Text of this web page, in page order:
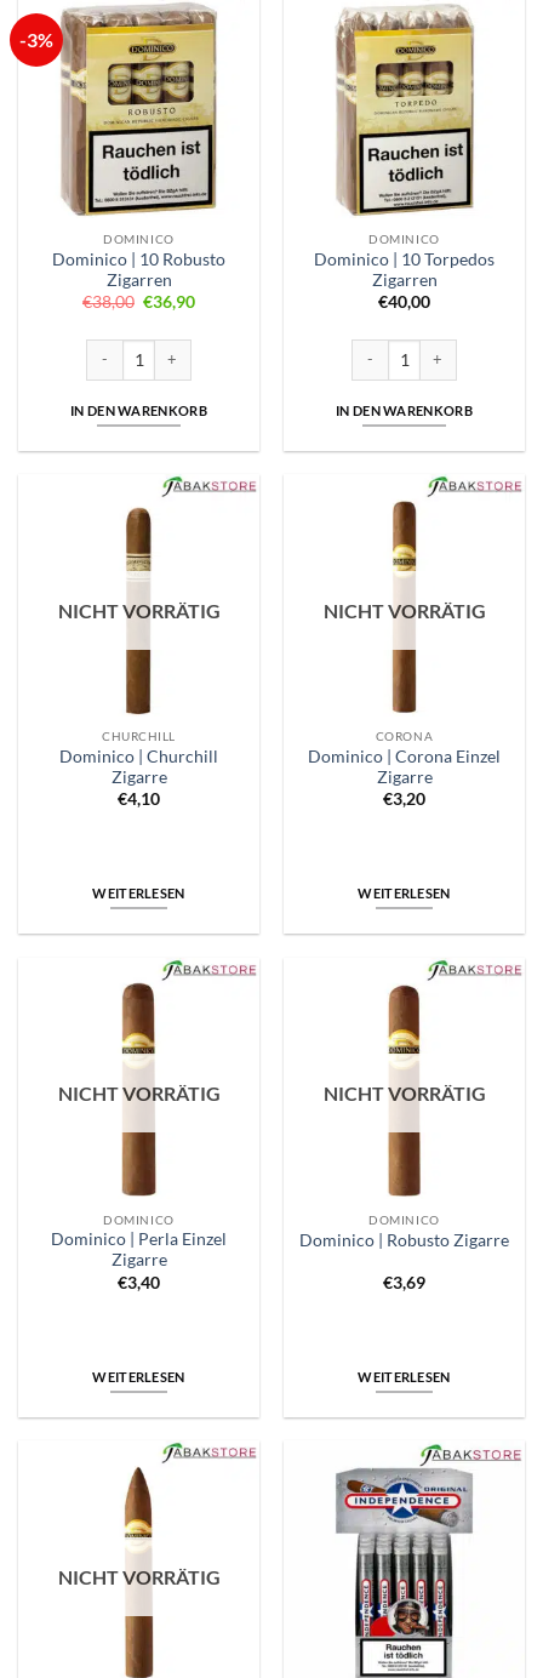
-3%
DOMINICO
Dominico | 10 Robusto
Zigarren
€38,00 Ursprünglicher
Preis
€36,90Aktueller
IN DEN WARENKORB
DOMINICO
Dominico | 10 Torpedos
Zigarren
€40,00
IN DEN WARENKORB
NICHT VORRÄTIG
CHURCHILL
Dominico | Churchill
Zigarre
€4,10
WEITERLESEN
NICHT VORRÄTIG
CORONA
Dominico | Corona Einzel
Zigarre
€3,20
WEITERLESEN
NICHT VORRÄTIG
DOMINICO
Dominico | Perla Einzel
Zigarre
€3,40
WEITERLESEN
NICHT VORRÄTIG
DOMINICO
Dominico | Robusto Zigarre
€3,69
WEITERLESEN
NICHT VORRÄTIG